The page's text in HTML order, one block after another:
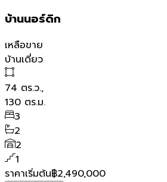
บ้านนอร์ดิก
เหลือขาย
บ้านเดี่ยว
74 ตร.ว.,
130 ตร.ม.
3
2
2
1
ราคาเริ่มต้น฿2,490,000